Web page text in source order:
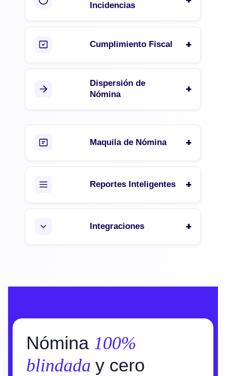
Incidencias
Cumplimiento Fiscal
Dispersión de
Nómina
Maquila de Nómina
Reportes Inteligentes
Integraciones
Nómina 100%
blindada y cero